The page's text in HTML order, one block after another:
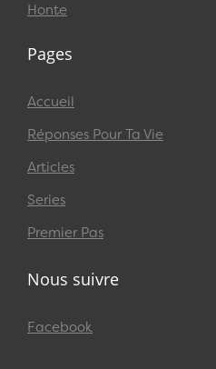
Honte
Pages
Accueil
Réponses Pour Ta Vie
Articles
Series
Premier Pas
Nous suivre
Facebook